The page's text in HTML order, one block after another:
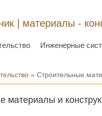
| материалы -
Инженерные
» Строительные
материалы и